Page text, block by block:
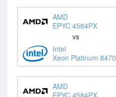
AMD
EPYC 4584PX
vs
Intel
Xeon Platinum 8470
AMD
EPYC 4584PX